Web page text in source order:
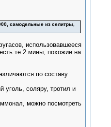
самодельные из селитры,
использовавшееся
те 2 мины, похожие на
по составу
соляру, тротил и
можно посмотреть